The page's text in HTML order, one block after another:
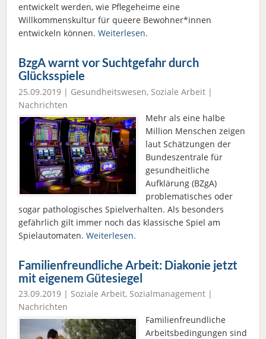
entwickelt werden, wie Pflegeheime eine
Willkommenskultur für queere Bewohner*innen
entwickeln können. Weiterlesen.
BzgA warnt vor Suchtgefahr durch
Glücksspiele
25.09.2019 | Gesundheitswesen, Soziale Arbeit |
Nachrichten
Mehr als eine halbe
Million Menschen zeigen
laut Schätzungen der
Bundeszentrale für
gesundheitliche
Aufklärung (BZgA)
problematisches oder
sogar pathologisches Spielverhalten. Als besonders
gefährlich gilt immer noch das klassische Spiel am
Spielautomaten. Weiterlesen.
Familienfreundliche Arbeit: Diakonie jetzt
mit eigenem Gütesiegel
23.09.2019 | Soziale Arbeit, Sozialmanagement |
Nachrichten
Familienfreundliche
Arbeitsbedingungen sind